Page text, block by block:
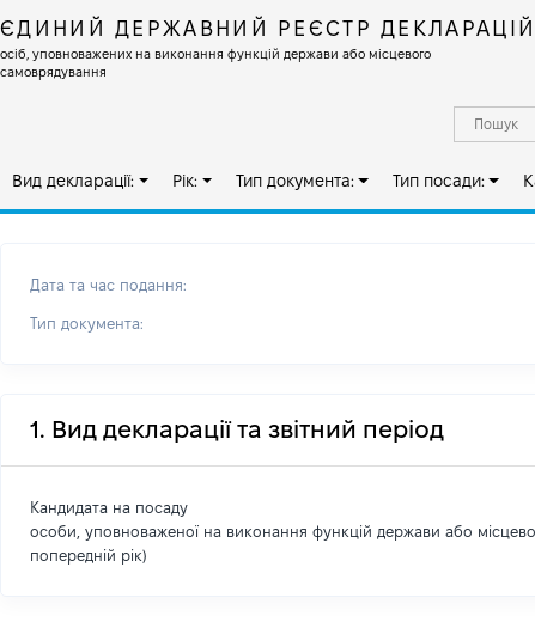
ЄДИНИЙ ДЕРЖАВНИЙ РЕЄСТР ДЕКЛАРАЦІЙ
осіб, уповноважених на виконання функцій держави або місцевого
самоврядування
Вид декларації: Рік: Тип документа: Тип посади:
Дата та час подання:
Тип документа:
1. Вид декларації та звітний період
Кандидата на посаду
особи, уповноваженої на виконання функцій держави або
попередній рік)